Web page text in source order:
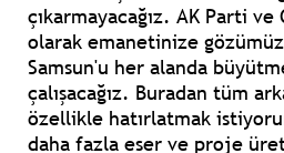
çıkarmayacağız. AK Parti
olarak emanetinize
Samsun'u her alanda
çalışacağız. Buradan tüm
özellikle hatırlatmak
daha fazla eser ve proje